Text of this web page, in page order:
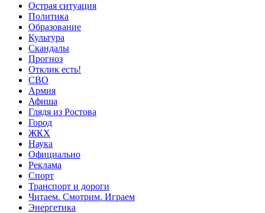
Острая ситуация
Политика
Образование
Культура
Скандалы
Прогноз
Отклик есть!
СВО
Армия
Афиша
Глядя из Ростова
Город
ЖКХ
Наука
Официально
Реклама
Спорт
Транспорт и дороги
Читаем. Смотрим. Играем
Энергетика